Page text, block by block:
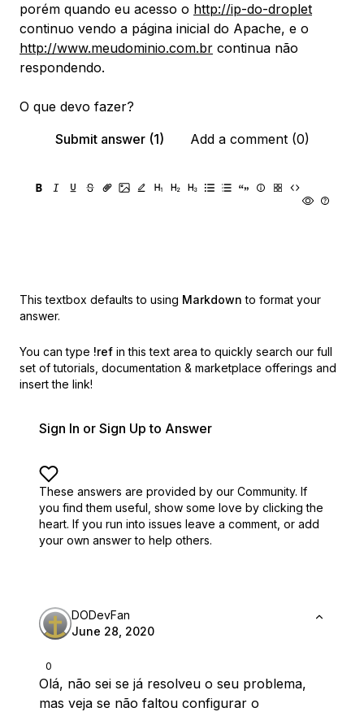
porém quando eu acesso o http://ip-do-droplet
continuo vendo a página inicial do Apache, e o
http://www.meudominio.com.br continua não
respondendo.
O que devo fazer?
Submit answer (1)
Add a comment (0)
This textbox defaults to using Markdown to format your
answer.
You can type !ref in this text area to quickly search our full
set of tutorials, documentation & marketplace offerings and
insert the link!
Sign In or Sign Up to Answer
These answers are provided by our Community. If
you find them useful, show some love by clicking the
heart. If you run into issues leave a comment, or add
your own answer to help others.
0
DODevFan
June 28, 2020
Olá, não sei se já resolveu o seu problema,
mas veja se não faltou configurar o